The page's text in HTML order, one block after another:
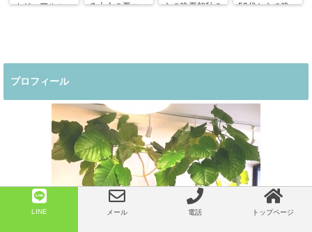
カジュアルコー
る大人の夏コー
らの晩夏初秋の
50代からの晩
プロフィール
LINE メール 電話 トップページ